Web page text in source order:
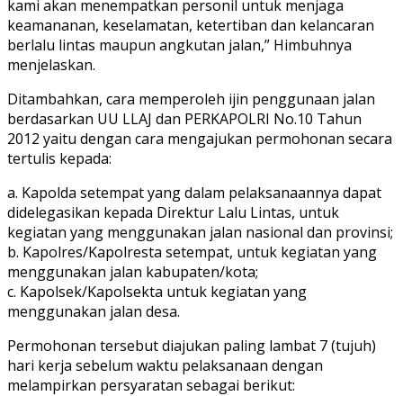
kami akan menempatkan personil untuk menjaga
keamananan, keselamatan, ketertiban dan kelancaran
berlalu lintas maupun angkutan jalan,” Himbuhnya
menjelaskan.
Ditambahkan, cara memperoleh ijin penggunaan jalan
berdasarkan UU LLAJ dan PERKAPOLRI No.10 Tahun
2012 yaitu dengan cara mengajukan permohonan secara
tertulis kepada:
a. Kapolda setempat yang dalam pelaksanaannya dapat
didelegasikan kepada Direktur Lalu Lintas, untuk
kegiatan yang menggunakan jalan nasional dan provinsi;
b. Kapolres/Kapolresta setempat, untuk kegiatan yang
menggunakan jalan kabupaten/kota;
c. Kapolsek/Kapolsekta untuk kegiatan yang
menggunakan jalan desa.
Permohonan tersebut diajukan paling lambat 7 (tujuh)
hari kerja sebelum waktu pelaksanaan dengan
melampirkan persyaratan sebagai berikut: